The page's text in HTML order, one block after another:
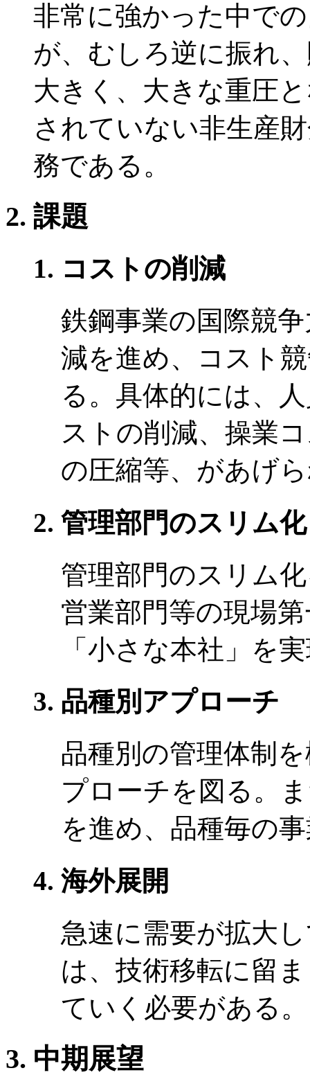
非常に強かった中で
が、むしろ逆に振れ
大きく、大きな重圧
されていない非生産
務である。
課題
コストの削減
鉄鋼事業の国際競
減を進め、コスト
る。具体的には、
ストの削減、操業
の圧縮等、があげ
管理部門のスリム化
管理部門のスリム
営業部門等の現場
「小さな本社」を
品種別アプローチ
品種別の管理体制
プローチを図る。
を進め、品種毎の
海外展開
急速に需要が拡大
は、技術移転に留
ていく必要がある。
中期展望